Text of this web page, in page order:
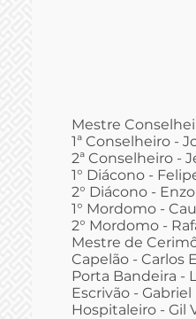
Mestre
1ª Conselheiro -
2ª Conselheiro -
1° Diácono -
2° Diácono -
1° Mordomo -
2° Mordomo -
Mestre de
Capelão - Carlos
Porta Bandeira -
Escrivão -
Hospitaleiro - Gil